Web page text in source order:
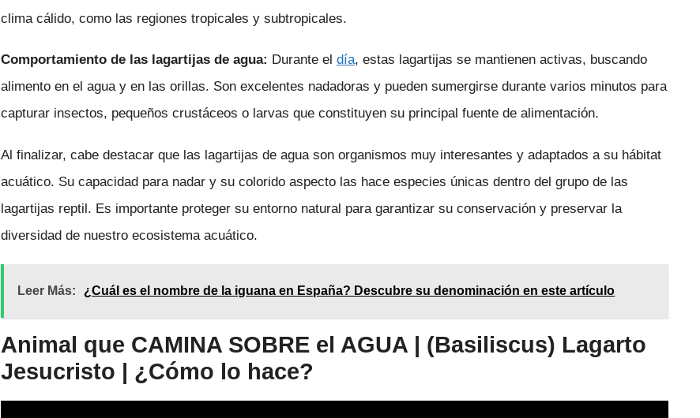
clima cálido, como las regiones tropicales y subtropicales.
Comportamiento de las lagartijas de agua: Durante eldía, estas lagartijas se mantienen activas, buscando
alimento en el agua y en las orillas. Son excelentes nadadoras y pueden sumergirse durante varios minutos para
capturar insectos, pequeños crustáceos o larvas que constituyen su principal fuente de alimentación.
Al finalizar, cabe destacar que las lagartijas de agua son organismos muy interesantes y adaptados a su hábitat
acuático. Su capacidad para nadar y su colorido aspecto las hace especies únicas dentro del grupo de las
lagartijas reptil. Es importante proteger su entorno natural para garantizar su conservación y preservar la
diversidad de nuestro ecosistema acuático.
Leer Más: ¿Cuál es el nombre de la iguana en España? Descubre su denominación en este artículo
Animal que CAMINA SOBRE el AGUA | (Basiliscus) Lagarto
Jesucristo | ¿Cómo lo hace?